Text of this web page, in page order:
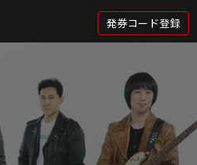
発券コード登録